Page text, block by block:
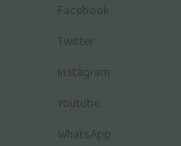
Facebook
Twitter
Instagram
Youtube
WhatsApp